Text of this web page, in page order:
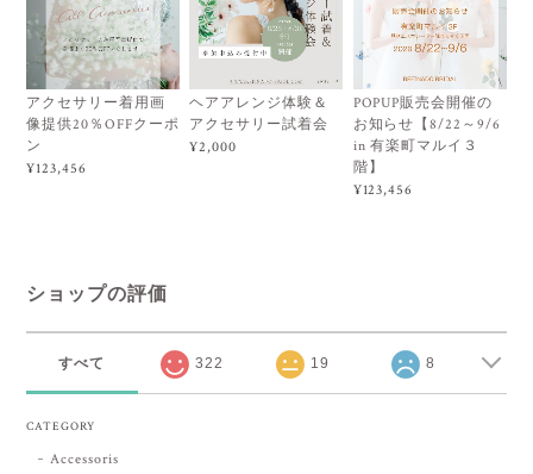
アクセサリー着用画
像提供20％OFFクーポ
ン
¥123,456
ヘアアレンジ体験＆
アクセサリー試着会
¥2,000
POPUP販売会開催の
お知らせ【8/22～9/6
in 有楽町マルイ３
階】
¥123,456
ショップの評価
すべて 322 19 8
CATEGORY
Accessoris